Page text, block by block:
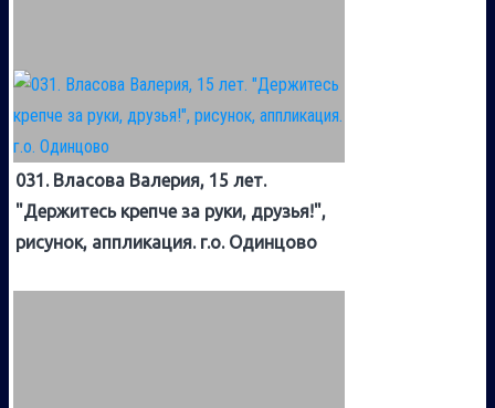
031. Власова Валерия, 15 лет.
"Держитесь крепче за руки, друзья!",
рисунок, аппликация. г.о. Одинцово